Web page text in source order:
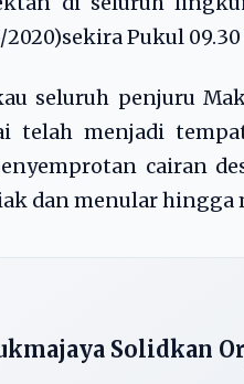
Pukul 09.30
seluruh penjuru
telah menjadi
cairan
dan menular hingga
Solidkan